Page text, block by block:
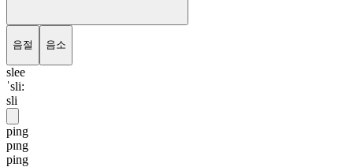
음절 음소
slee
ˈsli:
sli
ping
pɪng
ping